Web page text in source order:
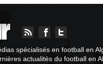
spécialisés en football en
actualités du football en